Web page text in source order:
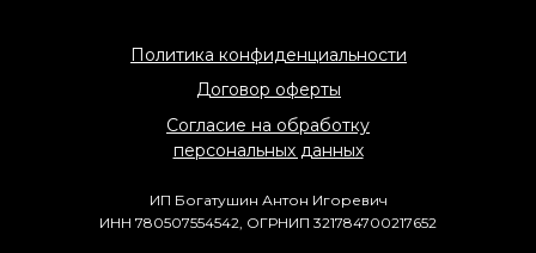
Политика конфиденциальности
Договор оферты
Согласие на обработку
персональных данных
ИП Богатушин Антон Игоревич
ИНН 780507554542, ОГРНИП 321784700217652